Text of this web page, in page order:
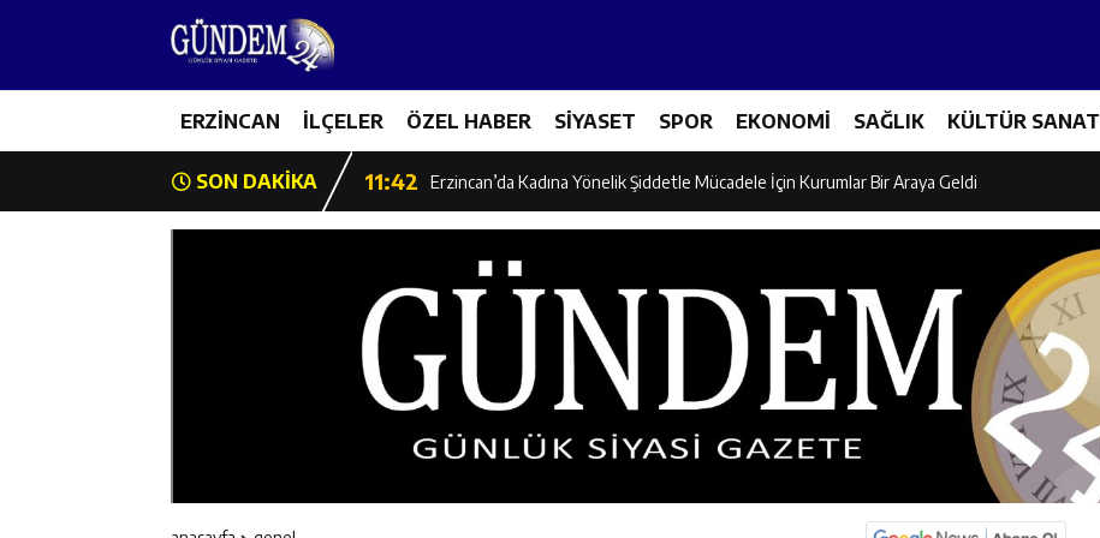
ERZİNCAN İLÇELER ÖZEL HABER SİYASET SPOR EKONOMİ SAĞLIK KÜLTÜR SANAT
SON DAKİKA
11:43 Erzincan İl Özel İdaresi Air Badminton’da Türkiye Şampiyonu Oldu
11:42 Erzincan’da Kadına Yönelik Şiddetle Mücadele İçin Kurumlar Bir Araya Geldi
11:40 HSK Başkanvekili Fuzuli Aydoğdu’dan Erzincan Valisi Hamza Aydoğdu’ya Ziyaret
11:39 Kahraman Tanoğlu Camii Dualarla İbadete Açıldı